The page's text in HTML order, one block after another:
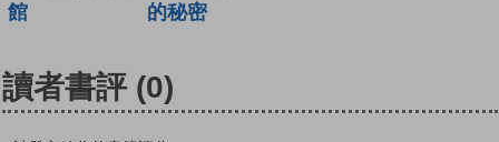
館
的秘密
讀者書評 (0)